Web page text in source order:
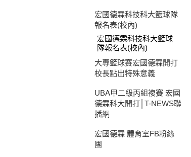
宏國德霖科技科大籃球隊
報名表(校內)
宏國德霖科技科大籃球
隊報名表(校內)
大專籃球賽宏國德霖開打
校長點出特殊意義
UBA甲二級丙組複賽 宏國
德霖科大開打│T-NEWS聯
播網
宏國德霖 體育室FB粉絲
團